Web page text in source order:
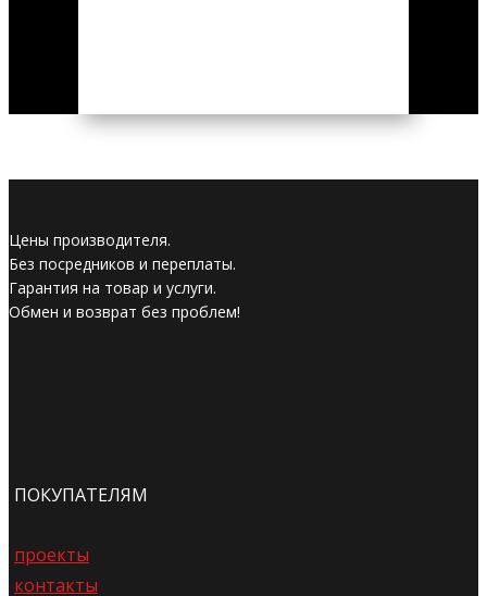
Цены производителя.
Без посредников и переплаты.
Гарантия на товар и услуги.
Обмен и возврат без проблем!
ПОКУПАТЕЛЯМ
проекты
контакты